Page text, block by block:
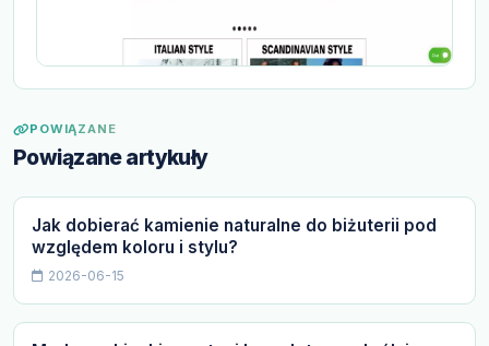
POWIĄZANE
Powiązane artykuły
Jak dobierać kamienie naturalne do biżuterii pod
względem koloru i stylu?
2026-06-15